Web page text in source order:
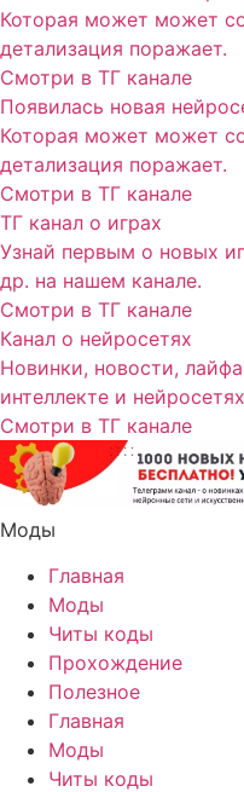
Которая может может
детализация поражает.
Смотри в ТГ канале
Появилась новая
Которая может может
детализация поражает.
Смотри в ТГ канале
ТГ канал о играх
Узнай первым о новых
др. на нашем канале.
Смотри в ТГ канале
Канал о нейросетях
Новинки, новости,
интеллекте и нейросетях
Смотри в ТГ канале
Моды
Главная
Моды
Читы коды
Прохождение
Полезное
Главная
Моды
Читы коды